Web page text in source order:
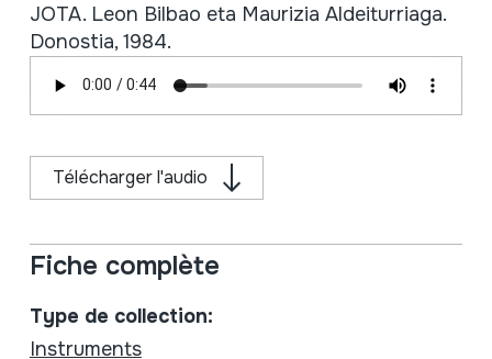
JOTA. Leon Bilbao eta Maurizia Aldeiturriaga.
Donostia, 1984.
Télécharger l'audio
Fiche complète
Type de collection:
Instruments